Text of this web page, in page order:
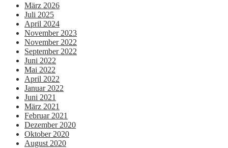
März 2026
Juli 2025
April 2024
November 2023
November 2022
September 2022
Juni 2022
Mai 2022
April 2022
Januar 2022
Juni 2021
März 2021
Februar 2021
Dezember 2020
Oktober 2020
August 2020